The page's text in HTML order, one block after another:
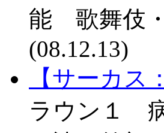
能 歌舞伎
(08.12.13)
【サーカス
ラウン１